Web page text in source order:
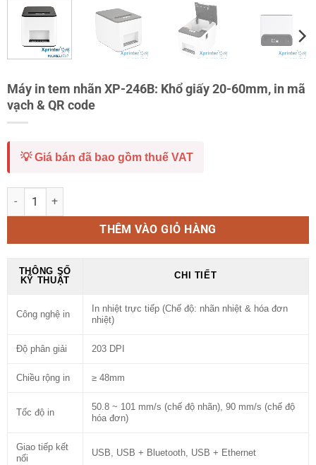
Máy in tem nhãn XP-246B: Khổ giấy 20-60mm, in mã
vạch & QR code
💡 Giá bán đã bao gồm thuế VAT
Máy in tem nhãn XP-246B: Khổ giấy 20-60mm, in mã vạch & QR
THÊM VÀO GIỎ HÀNG
THÔNG SỐ
KỸ THUẬT
CHI TIẾT
Công nghệ in
In nhiệt trực tiếp (Chế độ: nhãn nhiệt & hóa đơn
nhiệt)
Độ phân giải 203 DPI
Chiều rộng in ≥ 48mm
Tốc độ in
50.8 ~ 101 mm/s (chế độ nhãn), 90 mm/s (chế độ
hóa đơn)
Giao tiếp kết
nối
USB, USB + Bluetooth, USB + Ethernet